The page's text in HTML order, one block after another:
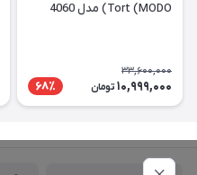
Tort (MODO) مدل 4060
33,600,000
10,999,000 تومان 68٪